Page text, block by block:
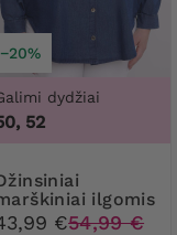
−20%
dydžiai
52
ilgomis
€54,99 €